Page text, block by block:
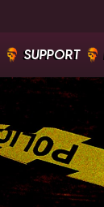
SUPPORT